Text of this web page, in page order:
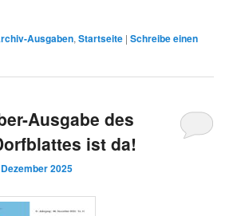
Ausgaben,Startseite |Schreibe einen
Ausgabe des
ist da!
2025